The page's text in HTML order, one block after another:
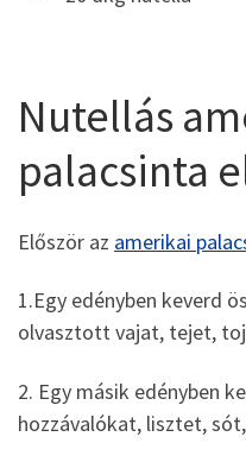
Nutellás
palacsinta
Először az amerikai
1.Egy edényben keverd
olvasztott vajat, tejet,
2. Egy másik edényben
hozzávalókat, lisztet,